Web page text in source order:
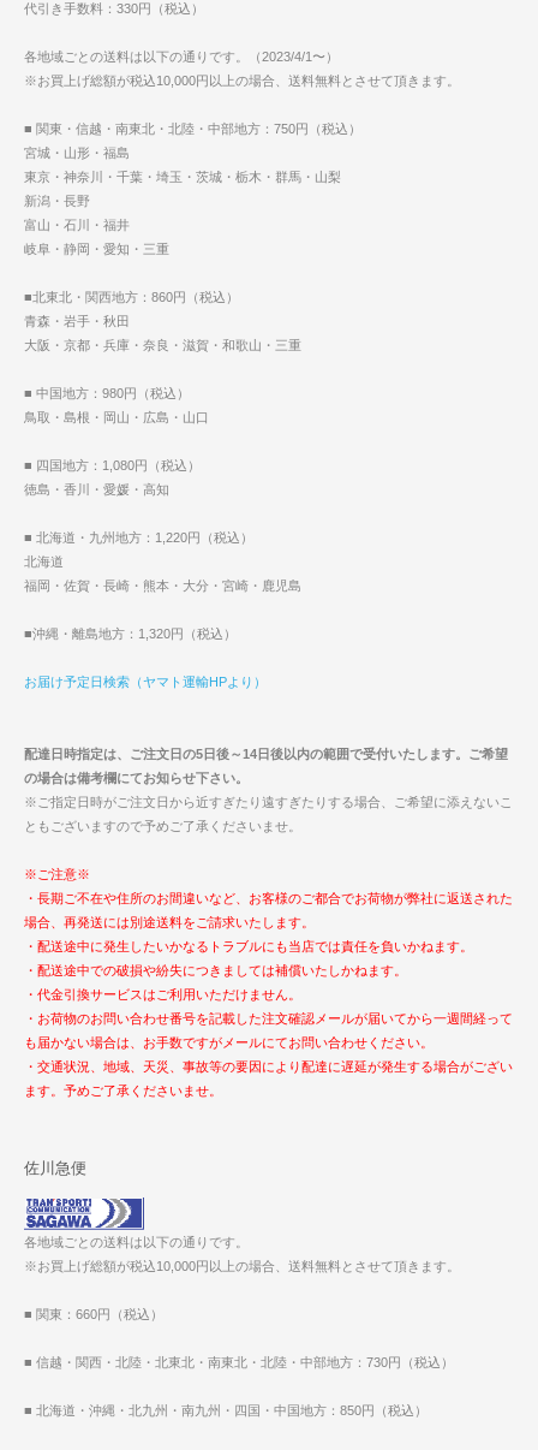
代引き手数料：330円（税込）
各地域ごとの送料は以下の通りです。（2023/4/1〜）
※お買上げ総額が税込10,000円以上の場合、送料無料とさせて頂きます。
■ 関東・信越・南東北・北陸・中部地方：750円（税込）
宮城・山形・福島
東京・神奈川・千葉・埼玉・茨城・栃木・群馬・山梨
新潟・長野
富山・石川・福井
岐阜・静岡・愛知・三重
■北東北・関西地方：860円（税込）
青森・岩手・秋田
大阪・京都・兵庫・奈良・滋賀・和歌山・三重
■ 中国地方：980円（税込）
鳥取・島根・岡山・広島・山口
■ 四国地方：1,080円（税込）
徳島・香川・愛媛・高知
■ 北海道・九州地方：1,220円（税込）
北海道
福岡・佐賀・長崎・熊本・大分・宮崎・鹿児島
■沖縄・離島地方：1,320円（税込）
お届け予定日検索（ヤマト運輸HPより）
配達日時指定は、ご注文日の5日後～14日後以内の範囲で受付いたします。ご希望
の場合は備考欄にてお知らせ下さい。
※ご指定日時がご注文日から近すぎたり遠すぎたりする場合、ご希望に添えないこ
ともございますので予めご了承くださいませ。
※ご注意※
・長期ご不在や住所のお間違いなど、お客様のご都合でお荷物が弊社に返送された
場合、再発送には別途送料をご請求いたします。
・配送途中に発生したいかなるトラブルにも当店では責任を負いかねます。
・配送途中での破損や紛失につきましては補償いたしかねます。
・代金引換サービスはご利用いただけません。
・お荷物のお問い合わせ番号を記載した注文確認メールが届いてから一週間経って
も届かない場合は、お手数ですがメールにてお問い合わせください。
・交通状況、地域、天災、事故等の要因により配達に遅延が発生する場合がござい
ます。予めご了承くださいませ。
佐川急便
各地域ごとの送料は以下の通りです。
※お買上げ総額が税込10,000円以上の場合、送料無料とさせて頂きます。
■ 関東：660円（税込）
■ 信越・関西・北陸・北東北・南東北・北陸・中部地方：730円（税込）
■ 北海道・沖縄・北九州・南九州・四国・中国地方：850円（税込）